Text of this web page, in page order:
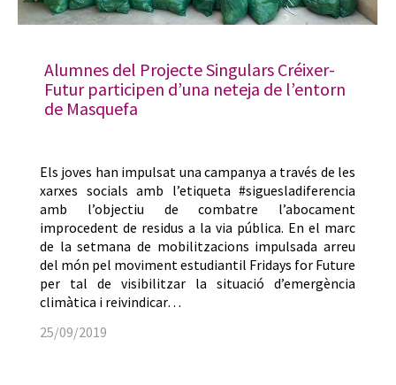
Alumnes del Projecte Singulars Créixer-
Futur participen d’una neteja de l’entorn
de Masquefa
Els joves han impulsat una campanya a través de les
xarxes socials amb l’etiqueta #siguesladiferencia
amb l’objectiu de combatre l’abocament
improcedent de residus a la via pública. En el marc
de la setmana de mobilitzacions impulsada arreu
del món pel moviment estudiantil Fridays for Future
per tal de visibilitzar la situació d’emergència
climàtica i reivindicar…
25/09/2019